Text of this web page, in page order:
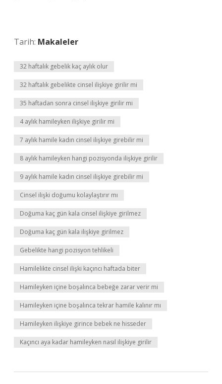
Tarih: Makaleler
32 haftalık gebelik kaç aylık olur
32 haftalık gebelikte cinsel ilişkiye girilir mi
35 haftadan sonra cinsel ilişkiye girilir mi
4 aylık hamileyken ilişkiye girilir mi
7 aylık hamile kadın cinsel ilişkiye girebilir mi
8 aylık hamileyken hangi pozisyonda ilişkiye girilir
9 aylık hamile kadın cinsel ilişkiye girebilir mi
Cinsel ilişki doğumu kolaylaştırır mı
Doğuma kaç gün kala cinsel ilişkiye girilmez
Doğuma kaç gün kala ilişkiye girilmez
Gebelikte hangi pozisyon tehlikeli
Hamilelikte cinsel ilişki kaçıncı haftada biter
Hamileyken içine boşalınca bebeğe zarar verir mi
Hamileyken içine boşalınca tekrar hamile kalınır mı
Hamileyken ilişkiye girince bebek ne hisseder
Kaçıncı aya kadar hamileyken nasıl ilişkiye girilir